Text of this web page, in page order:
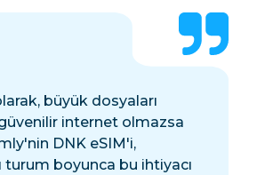
büyük dosyaları
internet olmazsa
DNK eSIM'i,
turum boyunca bu ihtiyacı